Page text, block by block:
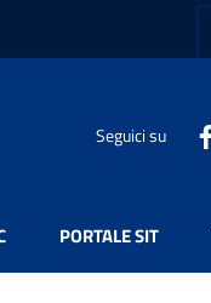
Seguici su
PORTALE SIT